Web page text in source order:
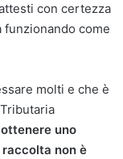
con certezza
funzionando come
molti e che è
uno
non è